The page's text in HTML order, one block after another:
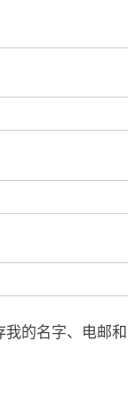
我的名字、电邮